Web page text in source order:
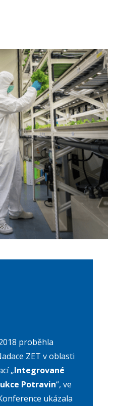
proběhla
ZET v oblasti
„Integrované
Potravin“, ve
ukázala